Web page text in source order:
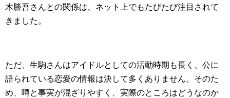
木勝吾さんとの関係は、ネット上でもたびたび注目されて
きました。
ただ、生駒さんはアイドルとしての活動時期も長く、公に
語られている恋愛の情報は決して多くありません。そのた
め、噂と事実が混ざりやすく、実際のところはどうなのか